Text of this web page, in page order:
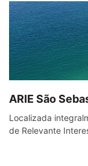
ARIE São
Localizada
de Relevante